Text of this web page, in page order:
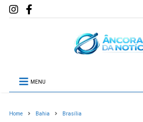
MENU
Home Bahia Brasília